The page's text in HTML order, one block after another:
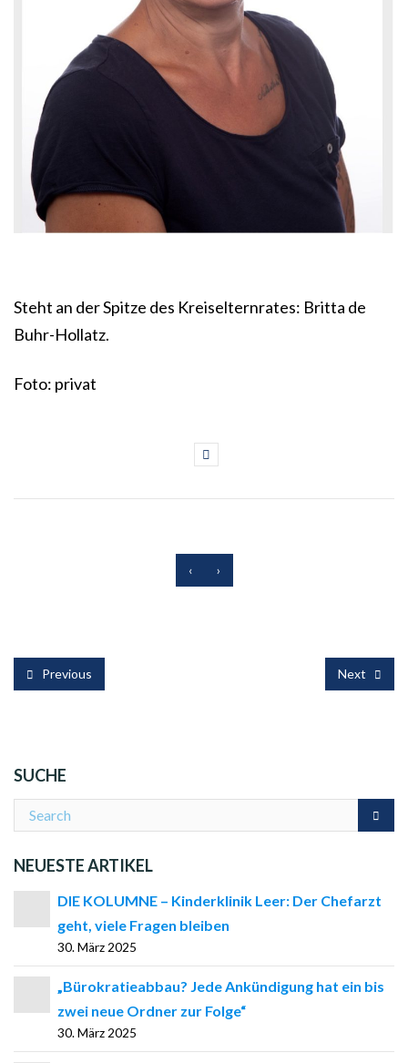
Steht an der Spitze des Kreiselternrates: Britta de
Buhr-Hollatz.
Foto: privat
‹ ›
Previous Next
SUCHE
NEUESTE ARTIKEL
DIE KOLUMNE – Kinderklinik Leer: Der Chefarzt
geht, viele Fragen bleiben
30. März 2025
„Bürokratieabbau? Jede Ankündigung hat ein bis
zwei neue Ordner zur Folge“
30. März 2025